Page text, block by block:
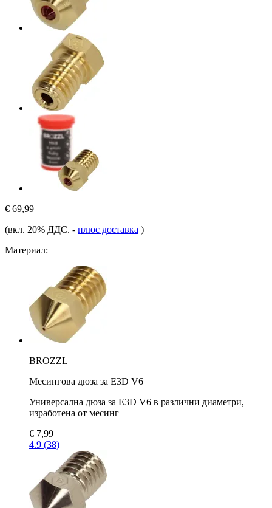
€ 69,99
(вкл. 20% ДДС. - плюс доставка )
Материал:
BROZZL
Месингова дюза за E3D V6
Универсална дюза за E3D V6 в различни диаметри,
изработена от месинг
€ 7,99
4.9 (38)